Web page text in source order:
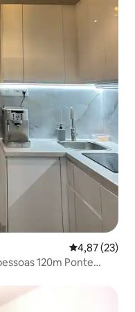
4,87 de uma
4,87 (23)
120m Ponte